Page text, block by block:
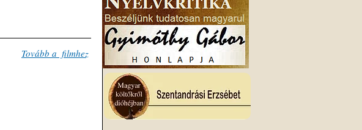
Tovább a  filmhez